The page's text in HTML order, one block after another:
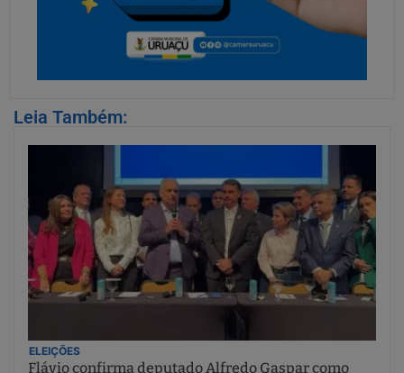
Leia Também:
ELEIÇÕES
Flávio confirma deputado Alfredo Gaspar como